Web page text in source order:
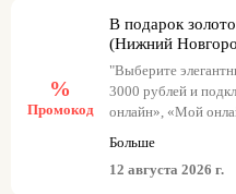
%
Промокод
В подарок
(Нижний
"Выберите
3000 рублей и
онлайн», «Мой
получитьgoldnnov3 с
goldnnov с
Больше
12 августа 2026 г.